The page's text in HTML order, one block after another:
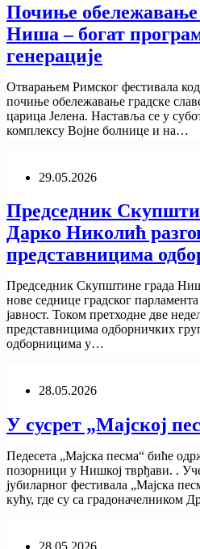
Почиње обележавање
Ниша – богат
генерације
Отварањем Римског фестивала
почиње обележавање градске
царица Јелена. Наставља се у
комплексу Војне болнице и на…
29.05.2026
Председник
Дарко Николић
представницима
Председник Скупштине града
нове седнице градског парламента
јавност. Током претходне две
представницима одборничких
одборницима у…
28.05.2026
У сусрет „Мајској
Педесета „Мајска песма“ биће
позорници у Нишкој тврђави. .
јубиларног фестивала „Мајска
кућу, где су са градоначелником